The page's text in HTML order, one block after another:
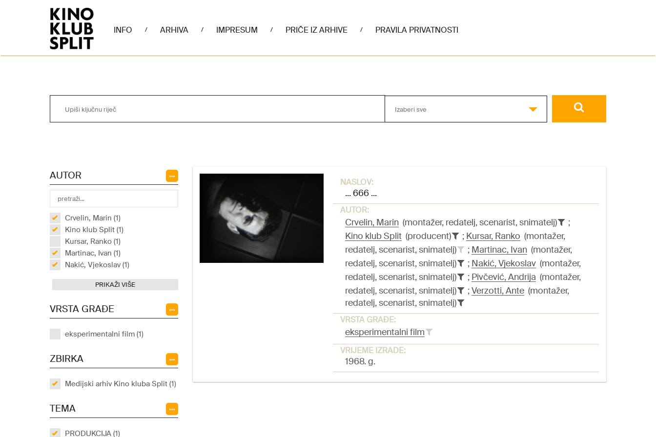
INFO / ARHIVA / IMPRESUM / PRIČE IZ ARHIVE / PRAVILA PRIVATNOSTI
Izaberi sve
AUTOR
Crvelin, Marin (1)
Kino klub Split (1)
Kursar, Ranko (1)
Martinac, Ivan (1)
Nakić, Vjekoslav (1)
PRIKAŽI VIŠE
VRSTA GRAĐE
eksperimentalni film (1)
ZBIRKA
Medijski arhiv Kino kluba Split (1)
TEMA
PRODUKCIJA (1)
NASLOV:
... 666 ...
AUTOR:
Crvelin, Marin(montažer, redatelj, scenarist, snimatelj)
;
Kino klub Split(producent) ; Kursar, Ranko (montažer,
redatelj, scenarist, snimatelj)
; Martinac, Ivan(montažer,
redatelj, scenarist, snimatelj)
; Nakić, Vjekoslav(montažer,
redatelj, scenarist, snimatelj)
; Pivčević, Andrija (montažer,
redatelj, scenarist, snimatelj)
;Verzotti, Ante(montažer,
redatelj, scenarist, snimatelj)
VRSTA GRAĐE:
eksperimentalni film
VRIJEME IZRADE:
1968. g.